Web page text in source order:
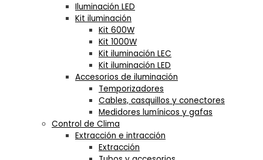
Iluminación LED
Kit iluminación
Kit 600W
Kit 1000W
Kit iluminación LEC
Kit iluminación LED
Accesorios de iluminación
Temporizadores
Cables, casquillos y conectores
Medidores lumínicos y gafas
Control de Clima
Extracción e intracción
Extracción